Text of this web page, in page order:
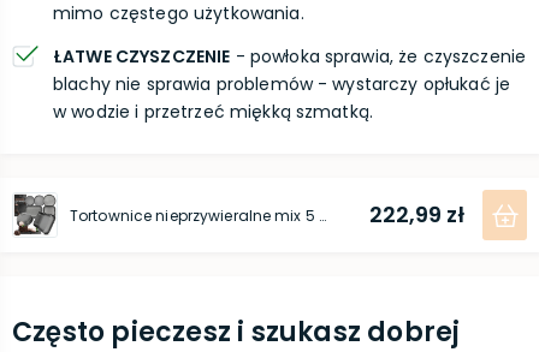
mimo częstego użytkowania.
ŁATWE CZYSZCZENIE - powłoka sprawia, że czyszczenie
blachy nie sprawia problemów - wystarczy opłukać je
w wodzie i przetrzeć miękką szmatką.
Tortownice nieprzywieralne mix 5 szt. 222,99 zł
Często pieczesz i szukasz dobrej